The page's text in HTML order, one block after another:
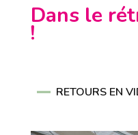
Dans le
!
RETOURS EN